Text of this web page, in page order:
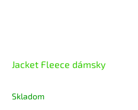
Jacket Fleece dámsky
Skladom